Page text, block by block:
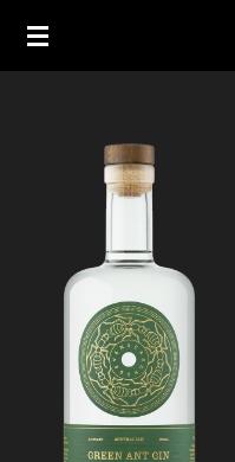
Ga
hoofdinhoud